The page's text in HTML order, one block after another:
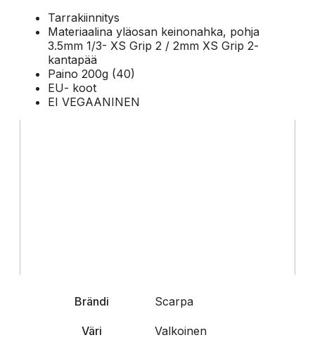
Tarrakiinnitys
Materiaalina yläosan keinonahka, pohja
3.5mm 1/3- XS Grip 2 / 2mm XS Grip 2-
kantapää
Paino 200g (40)
EU- koot
EI VEGAANINEN
Brändi Scarpa
Väri Valkoinen